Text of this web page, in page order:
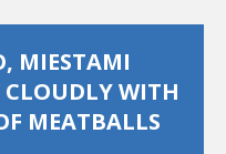
MIESTAMI
CLOUDLY WITH
MEATBALLS